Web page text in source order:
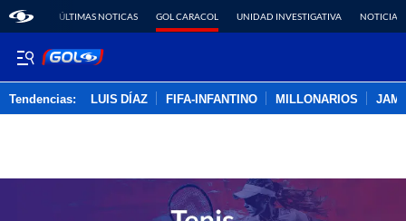
ÚLTIMAS NOTICAS GOL CARACOL UNIDAD INVESTIGATIVA NOTICIAS
Tendencias: LUIS DÍAZ FIFA-INFANTINO MILLONARIOS